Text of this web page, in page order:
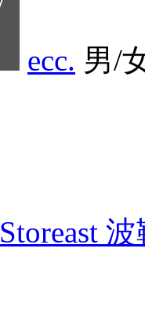
ecc. 男/
Storeast